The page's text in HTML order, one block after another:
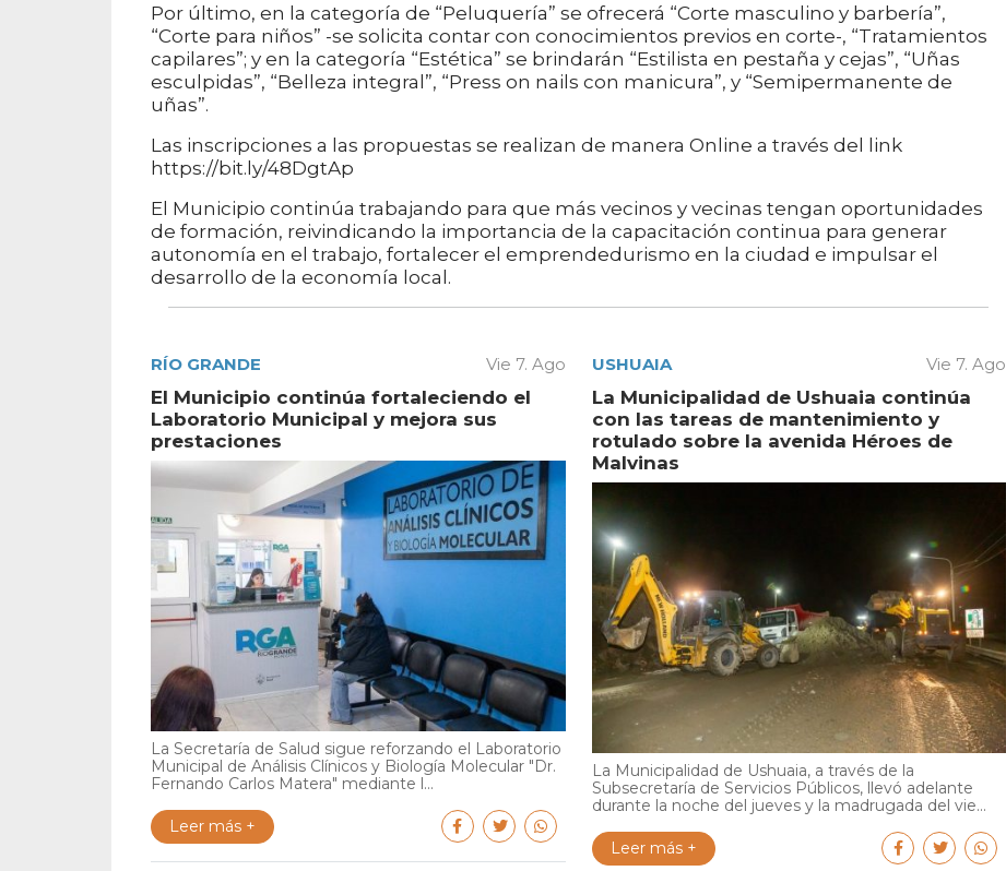
Por último, en la categoría de “Peluquería” se ofrecerá “Corte masculino y barbería”,
“Corte para niños” -se solicita contar con conocimientos previos en corte-, “Tratamientos
capilares”; y en la categoría “Estética” se brindarán “Estilista en pestaña y cejas”, “Uñas
esculpidas”, “Belleza integral”, “Press on nails con manicura”, y “Semipermanente de
uñas”.
Las inscripciones a las propuestas se realizan de manera Online a través del link
https://bit.ly/48DgtAp
El Municipio continúa trabajando para que más vecinos y vecinas tengan oportunidades
de formación, reivindicando la importancia de la capacitación continua para generar
autonomía en el trabajo, fortalecer el emprendedurismo en la ciudad e impulsar el
desarrollo de la economía local.
RÍO GRANDE Vie 7. Ago
El Municipio continúa fortaleciendo el
Laboratorio Municipal y mejora sus
prestaciones
La Secretaría de Salud sigue reforzando el Laboratorio
Municipal de Análisis Clínicos y Biología Molecular "Dr.
Fernando Carlos Matera" mediante l...
Leer más +
USHUAIA Vie 7. Ago
La Municipalidad de Ushuaia continúa
con las tareas de mantenimiento y
rotulado sobre la avenida Héroes de
Malvinas
La Municipalidad de Ushuaia, a través de la
Subsecretaría de Servicios Públicos, llevó adelante
durante la noche del jueves y la madrugada del vie...
Leer más +